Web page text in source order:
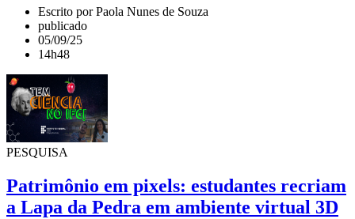
Escrito por Paola Nunes de Souza
publicado
05/09/25
14h48
PESQUISA
Patrimônio em pixels: estudantes recriam
a Lapa da Pedra em ambiente virtual 3D